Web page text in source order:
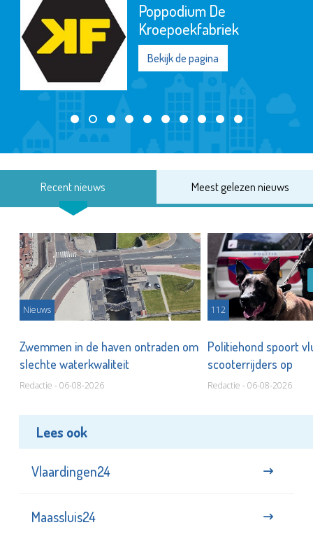
Poppodium De
Kroepoekfabriek
Bekijk de pagina
Recent nieuws Meest gelezen nieuws
Nieuws
Zwemmen in de haven ontraden om
slechte waterkwaliteit
Redactie - 06-08-2026
112
Politiehond spoort
scooterrijders op
Redactie - 06-08-2026
Lees ook
Vlaardingen24
Maassluis24